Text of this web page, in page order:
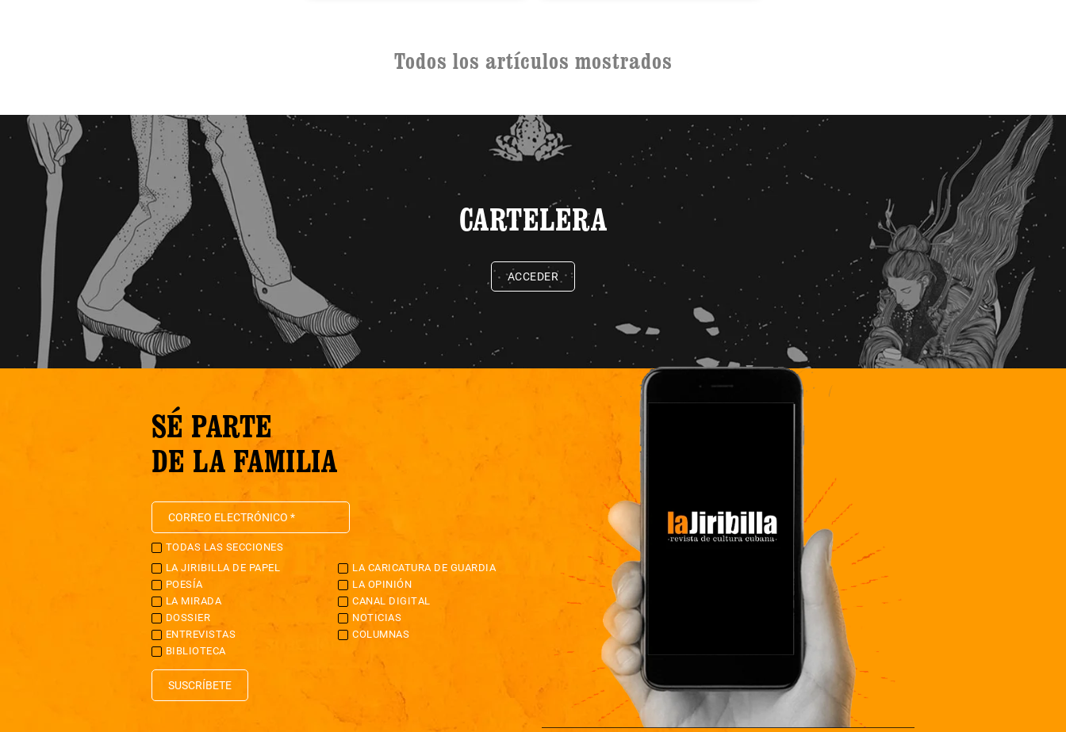
Todos los artículos mostrados
CARTELERA
ACCEDER
SÉ PARTE
DE LA FAMILIA
TODAS LAS SECCIONES
LA JIRIBILLA DE PAPEL
LA CARICATURA DE GUARDIA
POESÍA
LA OPINIÓN
LA MIRADA
CANAL DIGITAL
DOSSIER
NOTICIAS
ENTREVISTAS
COLUMNAS
BIBLIOTECA
SUSCRÍBETE